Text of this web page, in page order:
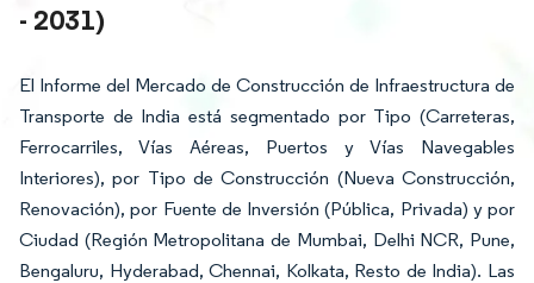
- 2031)
El Informe del Mercado de Construcción de Infraestructura de
Transporte de India está segmentado por Tipo (Carreteras,
Ferrocarriles, Vías Aéreas, Puertos y Vías Navegables
Interiores), por Tipo de Construcción (Nueva Construcción,
Renovación), por Fuente de Inversión (Pública, Privada) y por
Ciudad (Región Metropolitana de Mumbai, Delhi NCR, Pune,
Bengaluru, Hyderabad, Chennai, Kolkata, Resto de India). Las